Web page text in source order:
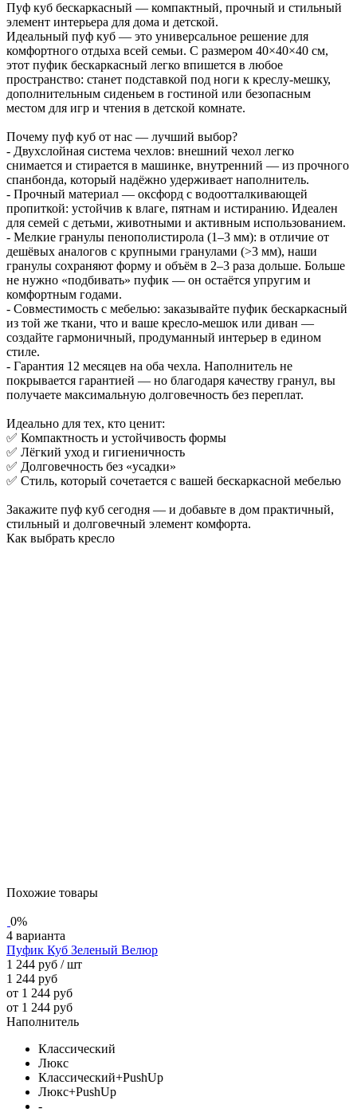
Пуф куб бескаркасный — компактный, прочный и стильный
элемент интерьера для дома и детской.
Идеальный пуф куб — это универсальное решение для
комфортного отдыха всей семьи. С размером 40×40×40 см,
этот пуфик бескаркасный легко впишется в любое
пространство: станет подставкой под ноги к креслу-мешку,
дополнительным сиденьем в гостиной или безопасным
местом для игр и чтения в детской комнате.
Почему пуф куб от нас — лучший выбор?
- Двухслойная система чехлов: внешний чехол легко
снимается и стирается в машинке, внутренний — из прочного
спанбонда, который надёжно удерживает наполнитель.
- Прочный материал — оксфорд с водоотталкивающей
пропиткой: устойчив к влаге, пятнам и истиранию. Идеален
для семей с детьми, животными и активным использованием.
- Мелкие гранулы пенополистирола (1–3 мм): в отличие от
дешёвых аналогов с крупными гранулами (>3 мм), наши
гранулы сохраняют форму и объём в 2–3 раза дольше. Больше
не нужно «подбивать» пуфик — он остаётся упругим и
комфортным годами.
- Совместимость с мебелью: заказывайте пуфик бескаркасный
из той же ткани, что и ваше кресло-мешок или диван —
создайте гармоничный, продуманный интерьер в едином
стиле.
- Гарантия 12 месяцев на оба чехла. Наполнитель не
покрывается гарантией — но благодаря качеству гранул, вы
получаете максимальную долговечность без переплат.
Идеально для тех, кто ценит:
✅ Компактность и устойчивость формы
✅ Лёгкий уход и гигиеничность
✅ Долговечность без «усадки»
✅ Стиль, который сочетается с вашей бескаркасной мебелью
Закажите пуф куб сегодня — и добавьте в дом практичный,
стильный и долговечный элемент комфорта.
Как выбрать кресло
Похожие товары
0%
4 варианта
Пуфик Куб Зеленый Велюр
1 244 руб / шт
1 244 руб
от 1 244 руб
от 1 244 руб
Наполнитель
Классический
Люкс
Классический+PushUp
Люкс+PushUp
-